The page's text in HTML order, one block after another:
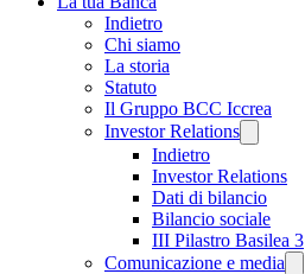
Indietro
Chi siamo
La storia
Statuto
Il Gruppo BCC Iccrea
Investor Relations
Indietro
Investor Relations
Dati di bilancio
Bilancio sociale
III Pilastro Basilea 3
Comunicazione e media